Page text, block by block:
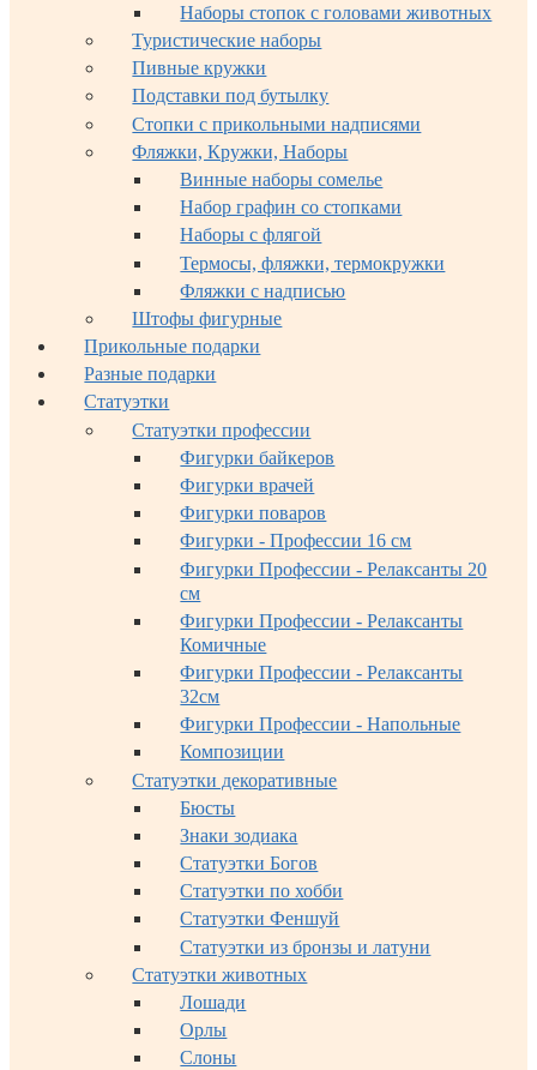
Наборы стопок с головами животных
Туристические наборы
Пивные кружки
Подставки под бутылку
Стопки с прикольными надписями
Фляжки, Кружки, Наборы
Винные наборы сомелье
Набор графин со стопками
Наборы с флягой
Термосы, фляжки, термокружки
Фляжки с надписью
Штофы фигурные
Прикольные подарки
Разные подарки
Статуэтки
Статуэтки профессии
Фигурки байкеров
Фигурки врачей
Фигурки поваров
Фигурки - Профессии 16 см
Фигурки Профессии - Релаксанты 20
см
Фигурки Профессии - Релаксанты
Комичные
Фигурки Профессии - Релаксанты
32см
Фигурки Профессии - Напольные
Композиции
Статуэтки декоративные
Бюсты
Знаки зодиака
Статуэтки Богов
Статуэтки по хобби
Статуэтки Феншуй
Статуэтки из бронзы и латуни
Статуэтки животных
Лошади
Орлы
Слоны